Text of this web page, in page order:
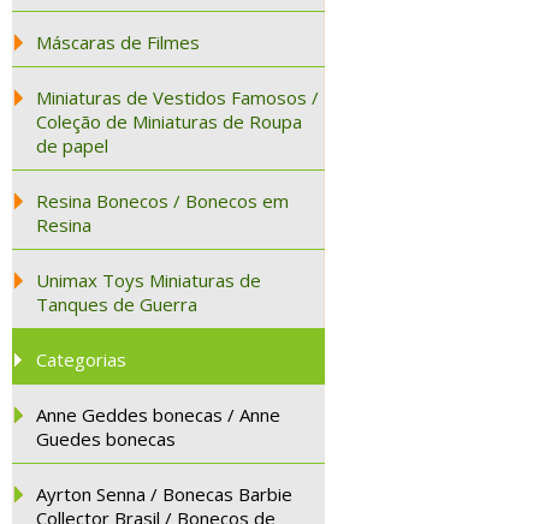
Máscaras de Filmes
Miniaturas de Vestidos Famosos /
Coleção de Miniaturas de Roupa
de papel
Resina Bonecos / Bonecos em
Resina
Unimax Toys Miniaturas de
Tanques de Guerra
Categorias
Anne Geddes bonecas / Anne
Guedes bonecas
Ayrton Senna / Bonecas Barbie
Collector Brasil / Bonecos de